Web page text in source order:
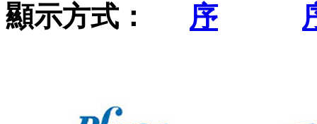
顯示方式：